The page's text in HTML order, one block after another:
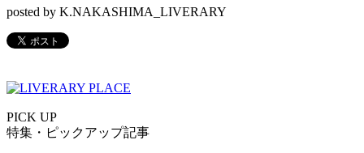
posted by K.NAKASHIMA_LIVERARY
PICK UP
特集・ピックアップ記事